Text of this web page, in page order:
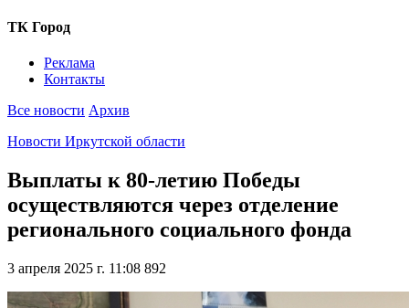
ТК Город
Реклама
Контакты
Все новости Архив
Новости Иркутской области
Выплаты к 80-летию Победы
осуществляются через отделение
регионального социального фонда
3 апреля 2025 г. 11:08 892